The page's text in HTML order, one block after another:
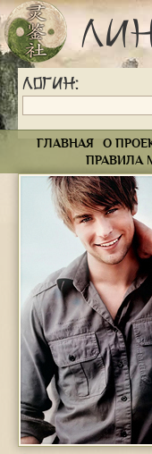
Логин:
ГЛАВНАЯ
О
ПРАВИЛА